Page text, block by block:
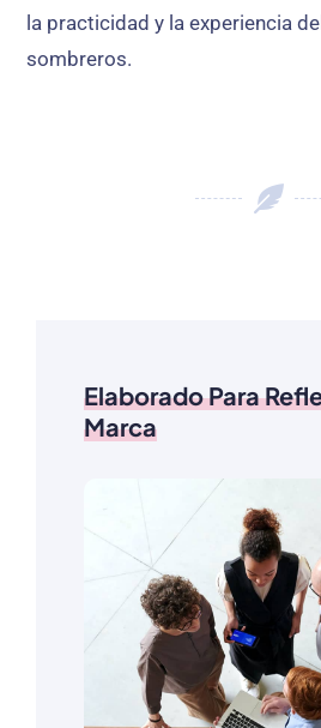
la practicidad y la experiencia
sombreros.
Elaborado Para
Marca